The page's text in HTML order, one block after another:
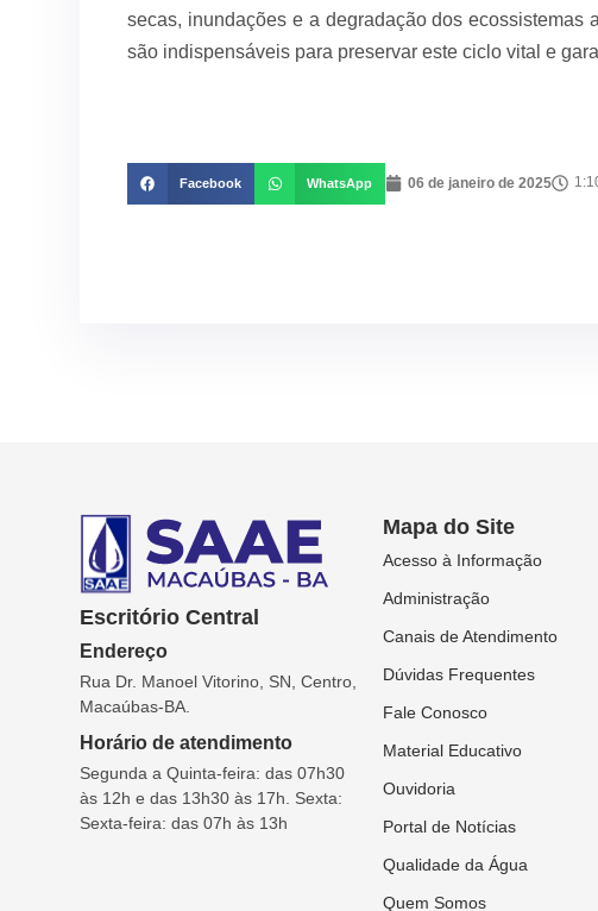
secas, inundações e a degradação dos
são indispensáveis para preservar este ciclo vital e
Facebook WhatsApp 06 de janeiro de 2025
Escritório Central
Endereço
Rua Dr. Manoel Vitorino, SN, Centro,
Macaúbas-BA.
Horário de atendimento
Segunda a Quinta-feira: das 07h30
às 12h e das 13h30 às 17h. Sexta:
Sexta-feira: das 07h às 13h
Mapa do Site
Acesso à Informação
Administração
Canais de Atendimento
Dúvidas Frequentes
Fale Conosco
Material Educativo
Ouvidoria
Portal de Notícias
Qualidade da Água
Quem Somos